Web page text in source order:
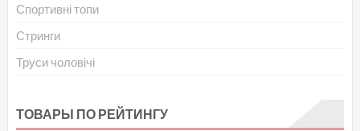
Спортивні топи
Стринги
Труси чоловічі
ТОВАРЫ ПО РЕЙТИНГУ